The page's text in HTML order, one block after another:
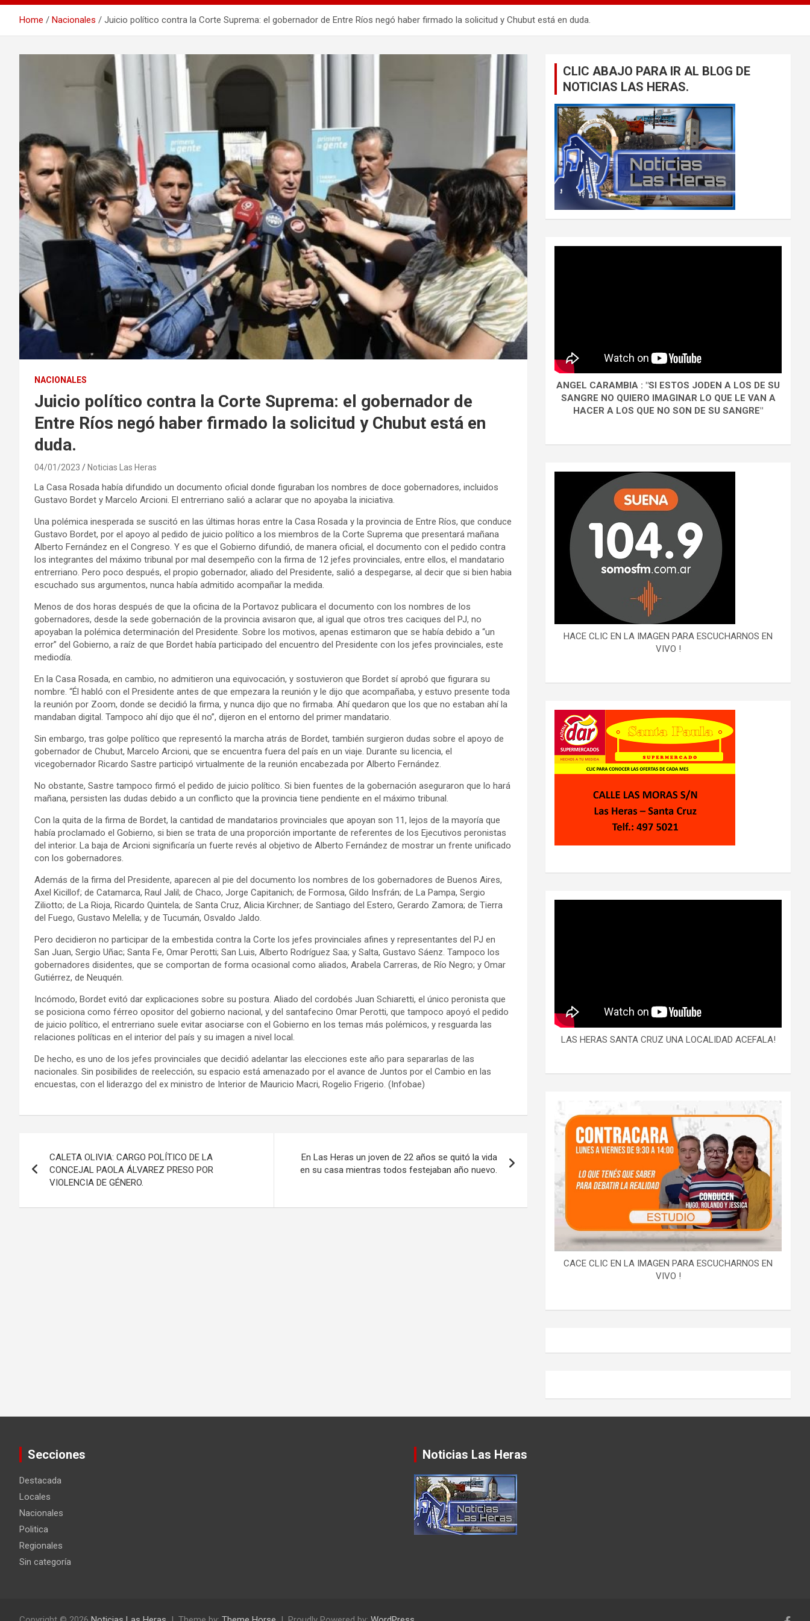
Home Nacionales Juicio político contra la Corte Suprema: el gobernador de Entre Ríos negó haber firmado la solicitud y Chubut está en duda.
NACIONALES
Juicio político contra la Corte Suprema: el gobernador de
Entre Ríos negó haber firmado la solicitud y Chubut está en
duda.
04/01/2023 Noticias Las Heras
La Casa Rosada había difundido un documento oficial donde figuraban los nombres de doce gobernadores, incluidos
Gustavo Bordet y Marcelo Arcioni. El entrerriano salió a aclarar que no apoyaba la iniciativa.
Una polémica inesperada se suscitó en las últimas horas entre la Casa Rosada y la provincia de Entre Ríos, que conduce
Gustavo Bordet, por el apoyo al pedido de juicio político a los miembros de la Corte Suprema que presentará mañana
Alberto Fernández en el Congreso. Y es que el Gobierno difundió, de manera oficial, el documento con el pedido contra
los integrantes del máximo tribunal por mal desempeño con la firma de 12 jefes provinciales, entre ellos, el mandatario
entrerriano. Pero poco después, el propio gobernador, aliado del Presidente, salió a despegarse, al decir que si bien habia
escuchado sus argumentos, nunca había admitido acompañar la medida.
Menos de dos horas después de que la oficina de la Portavoz publicara el documento con los nombres de los
gobernadores, desde la sede gobernación de la provincia avisaron que, al igual que otros tres caciques del PJ, no
apoyaban la polémica determinación del Presidente. Sobre los motivos, apenas estimaron que se había debido a “un
error” del Gobierno, a raíz de que Bordet había participado del encuentro del Presidente con los jefes provinciales, este
mediodía.
En la Casa Rosada, en cambio, no admitieron una equivocación, y sostuvieron que Bordet sí aprobó que figurara su
nombre. “Él habló con el Presidente antes de que empezara la reunión y le dijo que acompañaba, y estuvo presente toda
la reunión por Zoom, donde se decidió la firma, y nunca dijo que no firmaba. Ahí quedaron que los que no estaban ahí la
mandaban digital. Tampoco ahí dijo que él no”, dijeron en el entorno del primer mandatario.
Sin embargo, tras golpe político que representó la marcha atrás de Bordet, también surgieron dudas sobre el apoyo de
gobernador de Chubut, Marcelo Arcioni, que se encuentra fuera del país en un viaje. Durante su licencia, el
vicegobernador Ricardo Sastre participó virtualmente de la reunión encabezada por Alberto Fernández.
No obstante, Sastre tampoco firmó el pedido de juicio político. Si bien fuentes de la gobernación aseguraron que lo hará
mañana, persisten las dudas debido a un conflicto que la provincia tiene pendiente en el máximo tribunal.
Con la quita de la firma de Bordet, la cantidad de mandatarios provinciales que apoyan son 11, lejos de la mayoría que
había proclamado el Gobierno, si bien se trata de una proporción importante de referentes de los Ejecutivos peronistas
del interior. La baja de Arcioni significaría un fuerte revés al objetivo de Alberto Fernández de mostrar un frente unificado
con los gobernadores.
Además de la firma del Presidente, aparecen al pie del documento los nombres de los gobernadores de Buenos Aires,
Axel Kicillof; de Catamarca, Raul Jalil; de Chaco, Jorge Capitanich; de Formosa, Gildo Insfrán; de La Pampa, Sergio
Ziliotto; de La Rioja, Ricardo Quintela; de Santa Cruz, Alicia Kirchner; de Santiago del Estero, Gerardo Zamora; de Tierra
del Fuego, Gustavo Melella; y de Tucumán, Osvaldo Jaldo.
Pero decidieron no participar de la embestida contra la Corte los jefes provinciales afines y representantes del PJ en
San Juan, Sergio Uñac; Santa Fe, Omar Perotti; San Luis, Alberto Rodríguez Saa; y Salta, Gustavo Sáenz. Tampoco los
gobernadores disidentes, que se comportan de forma ocasional como aliados, Arabela Carreras, de Río Negro; y Omar
Gutiérrez, de Neuquén.
Incómodo, Bordet evitó dar explicaciones sobre su postura. Aliado del cordobés Juan Schiaretti, el único peronista que
se posiciona como férreo opositor del gobierno nacional, y del santafecino Omar Perotti, que tampoco apoyó el pedido
de juicio político, el entrerriano suele evitar asociarse con el Gobierno en los temas más polémicos, y resguarda las
relaciones políticas en el interior del país y su imagen a nivel local.
De hecho, es uno de los jefes provinciales que decidió adelantar las elecciones este año para separarlas de las
nacionales. Sin posibilides de reelección, su espacio está amenazado por el avance de Juntos por el Cambio en las
encuestas, con el liderazgo del ex ministro de Interior de Mauricio Macri, Rogelio Frigerio. (Infobae)
de
CALETA OLIVIA: CARGO POLÍTICO DE LA
CONCEJAL PAOLA ÁLVAREZ PRESO POR
VIOLENCIA DE GÉNERO.
En Las Heras un joven de 22 años se quitó la vida
en su casa mientras todos festejaban año nuevo.
CLIC ABAJO PARA IR AL BLOG DE
NOTICIAS LAS HERAS.
ANGEL CARAMBIA : "SI ESTOS JODEN A LOS DE SU
SANGRE NO QUIERO IMAGINAR LO QUE LE VAN A
HACER A LOS QUE NO SON DE SU SANGRE"
HACE CLIC EN LA IMAGEN PARA ESCUCHARNOS EN
VIVO !
LAS HERAS SANTA CRUZ UNA LOCALIDAD ACEFALA!
CACE CLIC EN LA IMAGEN PARA ESCUCHARNOS EN
VIVO !
Secciones
Destacada
Locales
Nacionales
Politica
Regionales
Sin categoría
Noticias Las Heras